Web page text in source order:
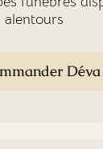
alentours
Déva